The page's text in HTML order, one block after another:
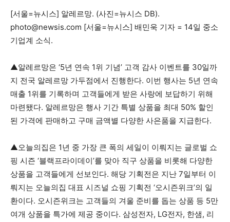
[서울=뉴시스] 알레르망. (사진=뉴시스 DB).
photo@newsis.com [서울=뉴시스] 배민욱 기자 = 14일 중소
기업계 소식.
▲알레르망은 ‘5년 연속 1위 기념’ 고객 감사 이벤트를 30일까
지 전국 알레르망 가두점에서 진행한다. 이번 행사는 5년 연속
매출 1위를 기록하며 고객들에게 받은 사랑에 보답하기 위해
마련됐다. 알레르망은 행사 기간 특별 상품을 최대 50% 할인
된 가격에 판매하고 구매 금액별 다양한 사은품을 지급한다.
▲오늘의집은 1년 중 가장 큰 폭의 세일이 이뤄지는 글로벌 쇼
핑 시즌 ‘블랙프라이데이’를 맞아 직구 상품을 비롯해 다양한
상품을 고객들에게 선보인다. 해당 기획전은 지난 7일부터 이
뤄지는 오늘의집 대표 시즈널 쇼핑 기획전 ‘오시즌위크’의 일
환이다. 오시즌위크는 고객들의 겨울 준비를 돕는 상품 등 5만
여개 상품을 특가에 제공 중이다. 삼성전자, LG전자, 한샘, 리